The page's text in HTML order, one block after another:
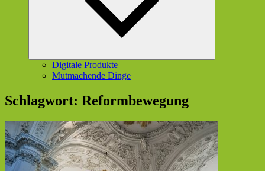
Digitale Produkte
Mutmachende Dinge
Schlagwort: Reformbewegung